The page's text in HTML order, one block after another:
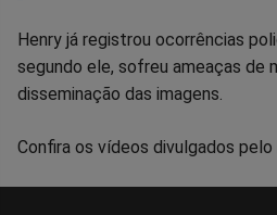
Henry já registrou ocorrências
segundo ele, sofreu ameaças de
disseminação das imagens.
Confira os vídeos divulgados pelo